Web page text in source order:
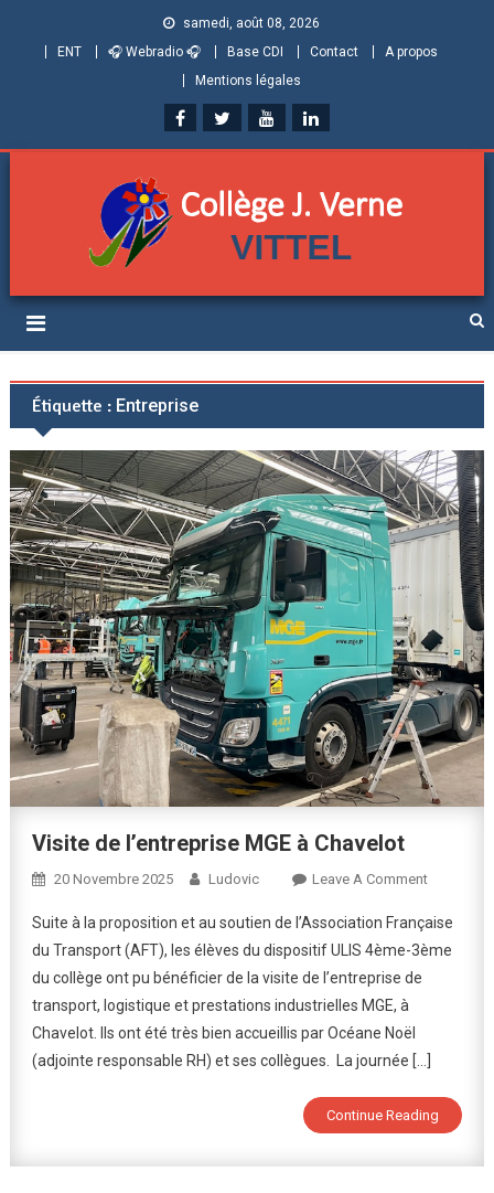
samedi, août 08, 2026
ENT
🎧 Webradio 🎧 Base CDI Contact
A propos
Mentions légales
Collège Jules Verne de
Vittel (Vosges)
Étiquette : Entreprise
Visite de l’entreprise MGE à Chavelot
20 Novembre 2025 Ludovic Leave A CommentOn
De
Suite à la proposition et au soutien de l’Association Française
du Transport (AFT), les élèves du dispositif ULIS 4ème-3ème
du collège ont pu bénéficier de la visite de l’entreprise de
transport, logistique et prestations industrielles MGE, à
Chavelot. Ils ont été très bien accueillis par Océane Noël
(adjointe responsable RH) et ses collègues. La journée […]
Continue Reading